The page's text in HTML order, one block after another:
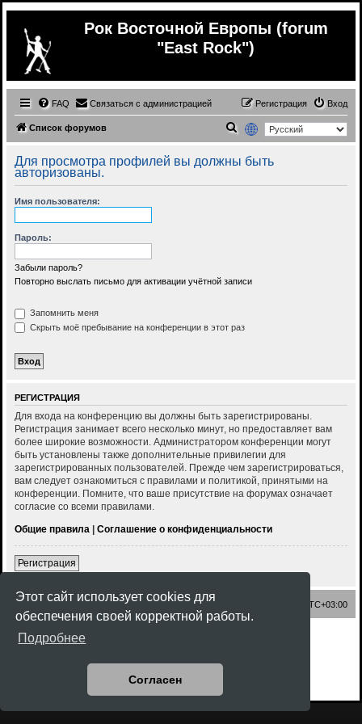
Этот сайт использует cookies для
обеспечения своей корректной работы.
Подробнее
Согласен
Рок Восточной Европы (forum
"East Rock")
FAQ Связаться с администрацией Вход
Регистрация
Список форумов
и
с
Для просмотра профилей вы должны быть
авторизованы.
Имя пользователя:
Пароль:
Забыли пароль?
Повторно выслать письмо для активации учётной записи
Запомнить меня
Скрыть моё пребывание на конференции в этот раз
РЕГИСТРАЦИЯ
Для входа на конференцию вы должны быть зарегистрированы.
Регистрация занимает всего несколько минут, но предоставляет вам
более широкие возможности. Администратором конференции могут
быть установлены также дополнительные привилегии для
зарегистрированных пользователей. Прежде чем зарегистрироваться,
вам следует ознакомиться с правилами и политикой, принятыми на
конференции. Помните, что ваше присутствие на форумах означает
согласие со всеми правилами.
Общие правила | Соглашение о конфиденциальности
Регистрация
Список форумов UTC+03:00
Создано на основе
Русская поддержка phpBB
Конфиденциальность